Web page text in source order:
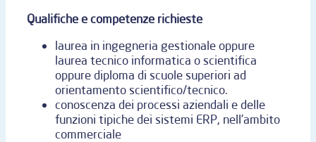
Qualifiche e competenze richieste
laurea in ingegneria gestionale oppure
laurea tecnico informatica o scientifica
oppure diploma di scuole superiori ad
orientamento scientifico/tecnico.
conoscenza dei processi aziendali e delle
funzioni tipiche dei sistemi ERP, nell’ambito
commerciale